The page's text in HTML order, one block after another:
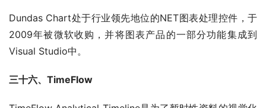
Dundas Chart处于行业领先地位的NET图表处理控件，于
2009年被微软收购，并将图表产品的一部分功能集成到
Visual Studio中。
三十六、TimeFlow